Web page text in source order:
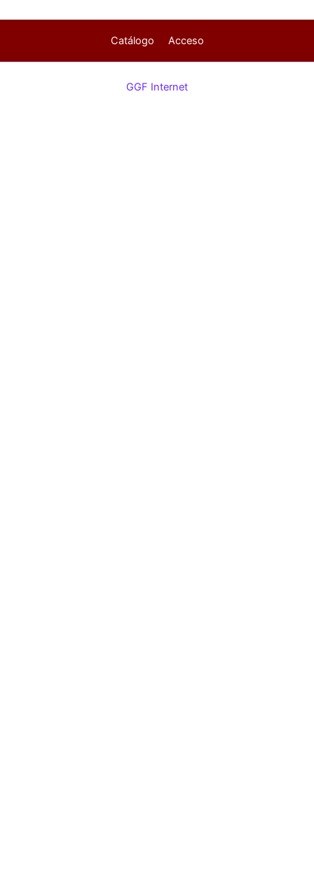
Catálogo Acceso
GGF Internet